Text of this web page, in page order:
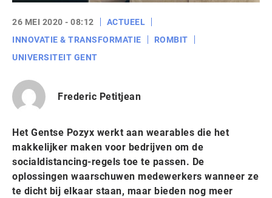
26 MEI 2020 - 08:12
ACTUEEL
INNOVATIE & TRANSFORMATIE
ROMBIT
UNIVERSITEIT GENT
Frederic Petitjean
Het Gentse Pozyx werkt aan wearables die het
makkelijker maken voor bedrijven om de
socialdistancing-regels toe te passen. De
oplossingen waarschuwen medewerkers wanneer ze
te dicht bij elkaar staan, maar bieden nog meer